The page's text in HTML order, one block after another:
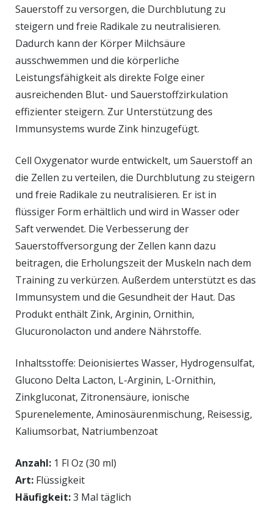
Sauerstoff zu versorgen, die Durchblutung zu
steigern und freie Radikale zu neutralisieren.
Dadurch kann der Körper Milchsäure
ausschwemmen und die körperliche
Leistungsfähigkeit als direkte Folge einer
ausreichenden Blut- und Sauerstoffzirkulation
effizienter steigern. Zur Unterstützung des
Immunsystems wurde Zink hinzugefügt.
Cell Oxygenator wurde entwickelt, um Sauerstoff an
die Zellen zu verteilen, die Durchblutung zu steigern
und freie Radikale zu neutralisieren. Er ist in
flüssiger Form erhältlich und wird in Wasser oder
Saft verwendet. Die Verbesserung der
Sauerstoffversorgung der Zellen kann dazu
beitragen, die Erholungszeit der Muskeln nach dem
Training zu verkürzen. Außerdem unterstützt es das
Immunsystem und die Gesundheit der Haut. Das
Produkt enthält Zink, Arginin, Ornithin,
Glucuronolacton und andere Nährstoffe.
Inhaltsstoffe: Deionisiertes Wasser, Hydrogensulfat,
Glucono Delta Lacton, L-Arginin, L-Ornithin,
Zinkgluconat, Zitronensäure, ionische
Spurenelemente, Aminosäurenmischung, Reisessig,
Kaliumsorbat, Natriumbenzoat
Anzahl: 1 Fl Oz (30 ml)
Art: Flüssigkeit
Häufigkeit:3 Mal täglich